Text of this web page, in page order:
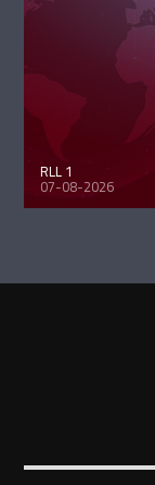
RLL 1
07-08-2026